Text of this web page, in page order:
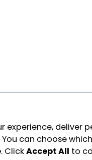
experience, deliver
can choose
. ClickAccept All to